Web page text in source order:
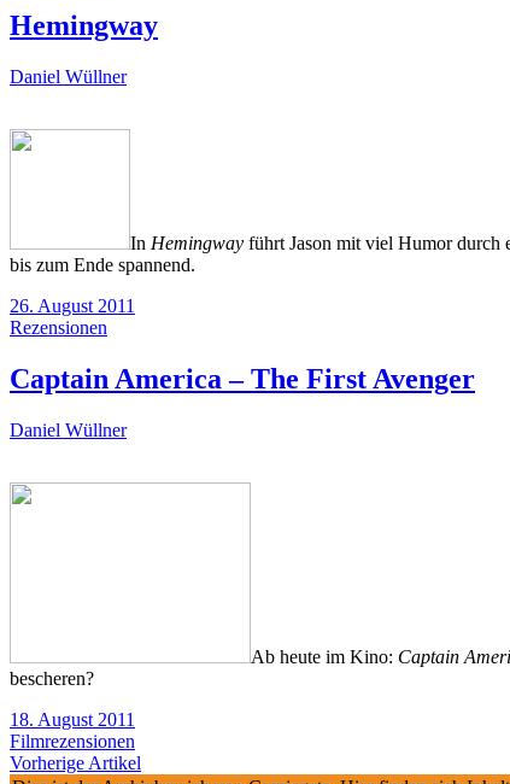
Hemingway
Daniel Wüllner
In Hemingway führt Jason mit viel Humor durch
bis zum Ende spannend.
26. August 2011
Rezensionen
Captain America – The First Avenger
Daniel Wüllner
Ab heute im Kino: Captain
bescheren?
18. August 2011
Filmrezensionen
Vorherige Artikel